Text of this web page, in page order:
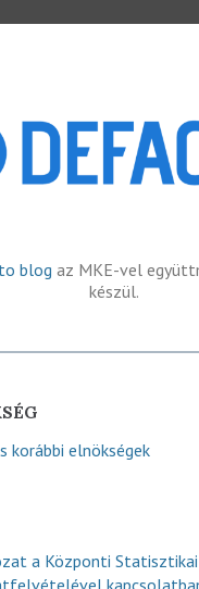
blog az MKE-vel
készül.
korábbi elnökségek
a Központi